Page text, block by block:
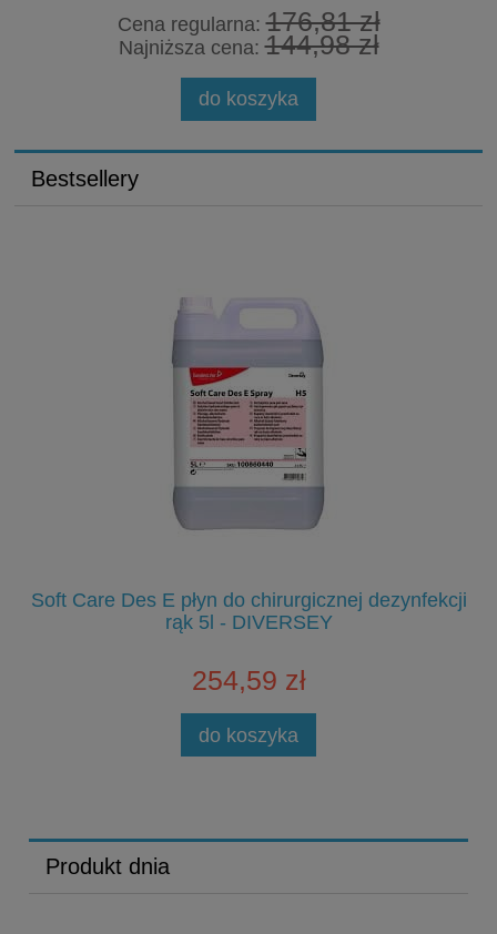
Cena regularna:176,81 zł
Najniższa cena:144,98 zł
do koszyka
Bestsellery
Soft Care Des E płyn do chirurgicznej dezynfekcji
rąk 5l - DIVERSEY
254,59 zł
do koszyka
Produkt dnia